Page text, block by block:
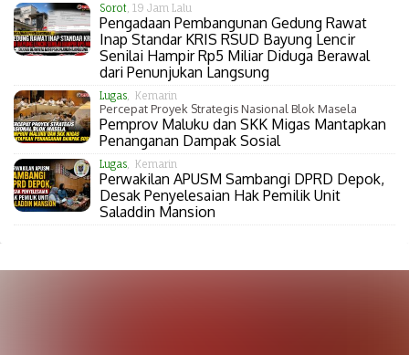
Sorot, 19 Jam Lalu
Pengadaan Pembangunan Gedung Rawat
Inap Standar KRIS RSUD Bayung Lencir
Senilai Hampir Rp5 Miliar Diduga Berawal
dari Penunjukan Langsung
Lugas, Kemarin
Percepat Proyek Strategis Nasional Blok Masela
Pemprov Maluku dan SKK Migas Mantapkan
Penanganan Dampak Sosial
Lugas, Kemarin
Perwakilan APUSM Sambangi DPRD Depok,
Desak Penyelesaian Hak Pemilik Unit
Saladdin Mansion